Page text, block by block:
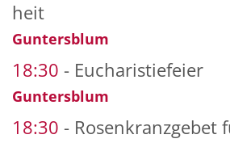
heit
Guntersblum
18:30 Eucharistiefeier
Guntersblum
18:30 Rosenkranzgebet